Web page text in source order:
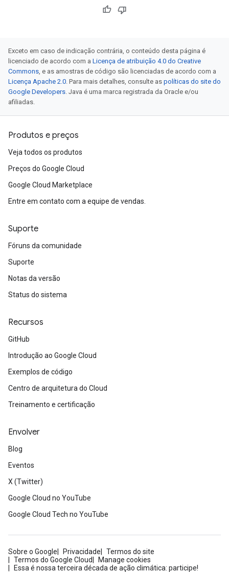
Exceto em caso de indicação contrária, o conteúdo desta página é
licenciado de acordo com a Licença de atribuição 4.0 do Creative
Commons, e as amostras de código são licenciadas de acordo com a
Licença Apache 2.0. Para mais detalhes, consulte as políticas do site do
Google Developers. Java é uma marca registrada da Oracle e/ou
afiliadas.
Produtos e preços
Veja todos os produtos
Preços do Google Cloud
Google Cloud Marketplace
Entre em contato com a equipe de vendas.
Suporte
Fóruns da comunidade
Suporte
Notas da versão
Status do sistema
Recursos
GitHub
Introdução ao Google Cloud
Exemplos de código
Centro de arquitetura do Cloud
Treinamento e certificação
Envolver
Blog
Eventos
X (Twitter)
Google Cloud no YouTube
Google Cloud Tech no YouTube
Sobre o Google Privacidade
Termos do site
Termos do Google Cloud
Manage cookies
Essa é nossa terceira década de ação climática: participe!